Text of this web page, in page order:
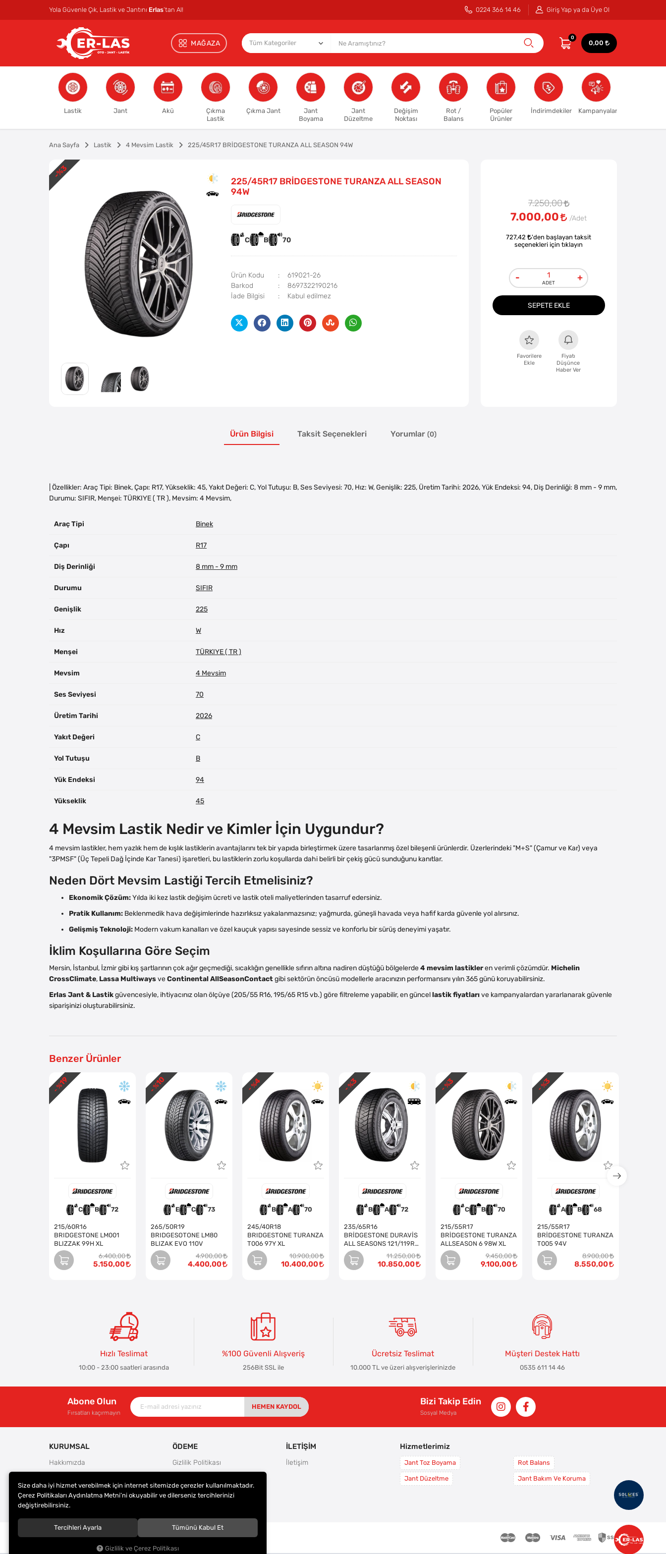
Yola Güvenle Çık, Lastik ve Jantını Erlas’tan Al! 0224 366 14 46 Giriş Yap ya da Üye Ol
MAĞAZA
0
0,00
Lastik Jant Akü
Çıkma
Lastik
Çıkma Jant
Jant
Boyama
Jant
Düzeltme
Değişim
Noktası
Rot /
Balans
Popüler
Ürünler
İndirimdekiler Kampanyalar
Ana Sayfa Lastik 4 Mevsim Lastik 225/45R17 BRİDGESTONE TURANZA ALL SEASON 94W
225/45R17 BRİDGESTONE TURANZA ALL SEASON
94W
C B 70
Ürün Kodu
619021-26
Barkod
8697322190216
İade Bilgisi
7.250,00
-
%3
7.000,00
727,42 'den başlayan taksit
seçenekleri için tıklayın
- +
SEPETE EKLE
Favorilere
Ekle
Fiyatı
Düşünce
Haber Ver
Ürün Bilgisi Taksit Seçenekleri Yorumlar (0)
| Özellikler: Araç Tipi: Binek, Çapı: R17, Yükseklik: 45, Yakıt Değeri: C, Yol Tutuşu: B, Ses Seviyesi: 70, Hız: W, Genişlik: 225, Üretim Tarihi: 2026, Yük Endeksi: 94, Diş Derinliği: 8 mm - 9 mm,
Durumu: SIFIR, Menşei: TÜRKIYE ( TR ), Mevsim: 4 Mevsim,
Araç Tipi Binek
Çapı R17
Diş Derinliği 8 mm - 9 mm
Durumu SIFIR
Genişlik 225
Hız W
Menşei TÜRKIYE ( TR )
Mevsim 4 Mevsim
Ses Seviyesi 70
Üretim Tarihi 2026
Yakıt Değeri C
Yol Tutuşu B
Yük Endeksi 94
Yükseklik 45
4 Mevsim Lastik Nedir ve Kimler İçin Uygundur?
4 mevsim lastikler, hem yazlık hem de kışlık lastiklerin avantajlarını tek bir yapıda birleştirmek üzere tasarlanmış özel bileşenli ürünlerdir. Üzerlerindeki "M+S" (Çamur ve Kar) veya
"3PMSF" (Üç Tepeli Dağ İçinde Kar Tanesi) işaretleri, bu lastiklerin zorlu koşullarda dahi belirli bir çekiş gücü sunduğunu kanıtlar.
Neden Dört Mevsim Lastiği Tercih Etmelisiniz?
Ekonomik Çözüm:Yılda iki kez lastik değişim ücreti ve lastik oteli maliyetlerinden tasarruf edersiniz.
Pratik Kullanım: Beklenmedik hava değişimlerinde hazırlıksız yakalanmazsınız; yağmurda, güneşli havada veya hafif karda güvenle yol alırsınız.
Gelişmiş Teknoloji: Modern vakum kanalları ve özel kauçuk yapısı sayesinde sessiz ve konforlu bir sürüş deneyimi yaşatır.
İklim Koşullarına Göre Seçim
Mersin, İstanbul, İzmir gibi kış şartlarının çok ağır geçmediği, sıcaklığın genellikle sıfırın altına nadiren düştüğü bölgelerde4 mevsim lastikleren verimli çözümdür. Michelin
CrossClimate, Lassa MultiwaysveContinental AllSeasonContactgibi sektörün öncüsü modellerle aracınızın performansını yılın 365 günü koruyabilirsiniz.
Erlas Jant & Lastikgüvencesiyle, ihtiyacınız olan ölçüye (205/55 R16, 195/65 R15 vb.) göre filtreleme yapabilir, en güncellastik fiyatlarıve kampanyalardan yararlanarak güvenle
siparişinizi oluşturabilirsiniz.
Benzer Ürünler
C B 72
215/60R16
BRIDGESTONE LM001
BLIZZAK 99H XL
6.400,00
5.150,00
- %
19
E C 73
265/50R19
BRIDGESOTONE LM80
BLIZAK EVO 110V
4.900,00
4.400,00
- %
10
B A 70
245/40R18
BRIDGESTONE TURANZA
T006 97Y XL
10.900,00
10.400,00
- %
4
B A 72
235/65R16
BRİDGESTONE DURAVİS
ALL SEASONS 121/119R
EVO
11.250,00
10.850,00
- %
3
C B 70
215/55R17
BRİDGESTONE TURANZA
ALLSEASON 6 98W XL
9.450,00
9.100,00
- %
3
A B 68
215/55R17
BRİDGESTONE TURANZA
T005 94V
8.900,00
8.550,00
- %
3
Hızlı Teslimat
10:00 - 23:00 saatleri arasında
%100 Güvenli Alışveriş
256Bit SSL ile
Ücretsiz Teslimat
10.000 TL ve üzeri alışverişlerinizde
Müşteri Destek Hattı
0535 611 14 46
Abone Olun
Fırsatları kaçırmayın
HEMEN KAYDOL
Bizi Takip Edin
Sosyal Medya
KURUMSAL
Hakkımızda
Teslimat ve İade Şartları
Kargo Seçenekleri
ÖDEME
Gizlilik Politikası
Ödeme Seçenekleri
İLETİŞİM
İletişim
Hizmetlerimiz
Jant Toz Boyama
Jant Düzeltme
Rot Balans
Jant Bakım Ve Koruma
ER-LAS Oto Jant ve Lastik - Yunus ULAŞ
Size daha iyi hizmet verebilmek için internet sitemizde çerezler kullanılmaktadır.
Çerez Politikaları Aydınlatma Metni’ni okuyabilir ve dilerseniz tercihlerinizi
değiştirebilirsiniz.
Tercihleri Ayarla Tümünü Kabul Et
Gizlilik ve Çerez Politikası